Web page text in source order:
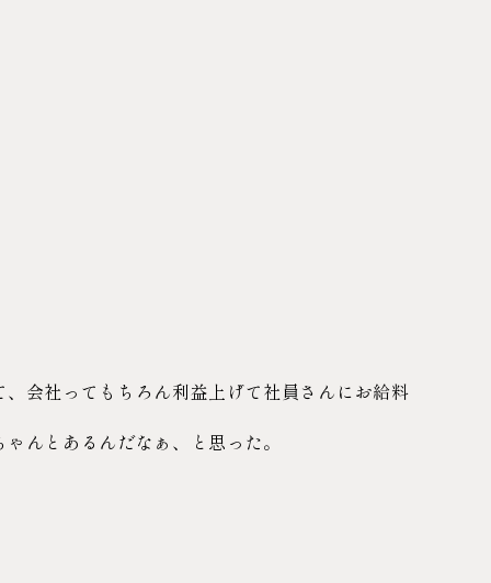
会社ってもちろん利益上げて社員さんにお給料
んとあるんだなぁ、と思った。